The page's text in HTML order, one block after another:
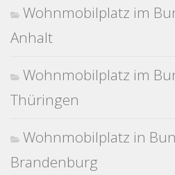
Wohnmobilplatz im
Anhalt
Wohnmobilplatz im
Thüringen
Wohnmobilplatz in
Brandenburg